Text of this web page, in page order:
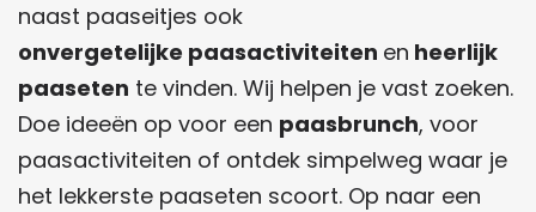
naast paaseitjes ook
onvergetelijke paasactiviteiten en heerlijk
paaseten te vinden. Wij helpen je vast zoeken.
Doe ideeën op voor een paasbrunch, voor
paasactiviteiten of ontdek simpelweg waar je
het lekkerste paaseten scoort. Op naar een